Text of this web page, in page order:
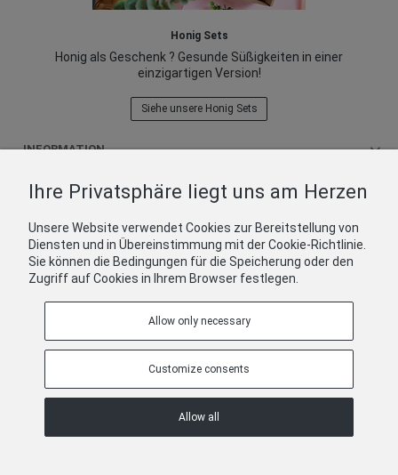
Honig Sets
Honig als Geschenk ? Gesunde Süßigkeiten in einer
einzigartigen Version!
Siehe unsere Honig Sets
INFORMATION
KUNDENDIENST
PRODUKTE
Ihre Privatsphäre liegt uns am Herzen
Unsere Website verwendet Cookies zur Bereitstellung von
Diensten und in Übereinstimmung mit der Cookie-Richtlinie.
Sie können die Bedingungen für die Speicherung oder den
Zugriff auf Cookies in Ihrem Browser festlegen.
Allow only necessary
Customize consents
Allow all